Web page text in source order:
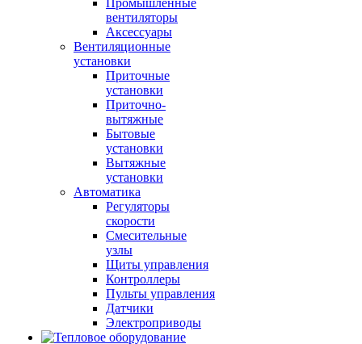
Промышленные
вентиляторы
Аксессуары
Вентиляционные
установки
Приточные
установки
Приточно-
вытяжные
Бытовые
установки
Вытяжные
установки
Автоматика
Регуляторы
скорости
Смесительные
узлы
Щиты управления
Контроллеры
Пульты управления
Датчики
Электроприводы